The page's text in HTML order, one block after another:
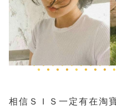
相信ＳＩＳ一定有在淘